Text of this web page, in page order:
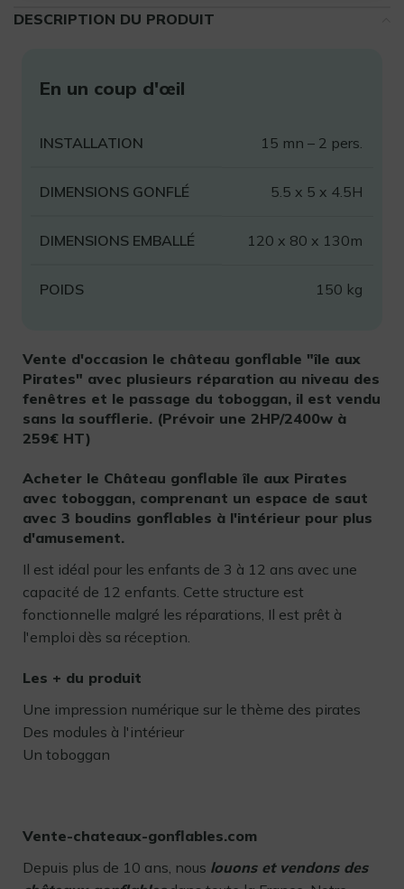
DESCRIPTION DU PRODUIT
En un coup d'œil
INSTALLATION 15 mn – 2 pers.
DIMENSIONS GONFLÉ 5.5 x 5 x 4.5H
DIMENSIONS EMBALLÉ 120 x 80 x 130m
POIDS 150 kg
Vente d'occasion le château gonflable "île aux
Pirates" avec plusieurs réparation au niveau des
fenêtres et le passage du toboggan, il est vendu
sans la soufflerie. (Prévoir une 2HP/2400w à
259€ HT)
Acheter le Château gonflable île aux Pirates
avec toboggan, comprenant un espace de saut
avec 3 boudins gonflables à l'intérieur pour plus
d'amusement.
Il est idéal pour les enfants de 3 à 12 ans avec une
capacité de 12 enfants. Cette structure est
fonctionnelle malgré les réparations, Il est prêt à
l'emploi dès sa réception.
Les + du produit
Une impression numérique sur le thème des pirates
Des modules à l'intérieur
Un toboggan
Vente-chateaux-gonflables.com
Depuis plus de 10 ans, nous louons et vendons des